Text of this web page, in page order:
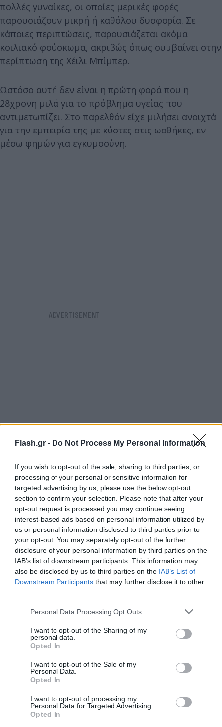
Flash.gr - Do Not Process My Personal Information
If you wish to opt-out of the sale, sharing to third parties, or
processing of your personal or sensitive information for
targeted advertising by us, please use the below opt-out
section to confirm your selection. Please note that after your
opt-out request is processed you may continue seeing
interest-based ads based on personal information utilized by
us or personal information disclosed to third parties prior to
your opt-out. You may separately opt-out of the further
disclosure of your personal information by third parties on the
IAB’s list of downstream participants. This information may
also be disclosed by us to third parties on the IAB’s List of
Downstream Participants that may further disclose it to other
Please note that this website/app uses one or more Google
not limited to your visit or usage behaviour. You may click to
grant or deny consent to Google and its third-party tags to
use your data for below specified purposes in below Google
consent section.
Personal Data Processing Opt Outs
I want to opt-out of the Sharing of my
personal data.
Opted In
I want to opt-out of the Sale of my
Personal Data.
Opted In
I want to opt-out of processing my
Personal Data for Targeted Advertising.
Opted In
πολλές γυναίκες, οι οποίες μερικές φορές
παρουσιάζουν μικρή ή καθόλου δυσφορία. Σε
κάποιες περιπτώσεις, παρουσιάζεται ακόμα
κοιλιακό φούσκωμα, ακριβώς όπως συμβαίνει στην
περίπτωση της Χέιλι Μπίμπερ.
Ωστόσο αυτή δεν είναι η πρώτη φορά που η
28χρονη μιλά για το πρόβλημα υγείας που
αντιμετωπίζει. Στο παρελθόν είχε μιλήσει ανοιχτά
για την εμπειρία της με κύστες στις ωοθήκες, εν
μέσω φημών για εγκυμοσύνη.
Συγκεκριμένα τον Νοέμβριο του 2022, το μοντέλο
είχε δημοσιεύσει μια φωτογραφία της στον
καθρέφτη, σηκώνοντας την μπλούζα της για να
δείξει την κοιλιά της.
Τότε, είχε ξεκαθαρίσει ότι η κοιλιά της «δεν έχει
μωρό». «Έχω μια κύστη στην ωοθήκη μου στο
μέγεθος ενός μήλου», είχε γράψει τότε η Μπίμπερ
στη λεζάντα της φωτογραφίας.
Δείτε το Instagram story: